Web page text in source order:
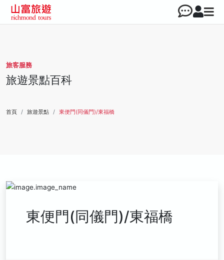
旅客服務
旅遊景點百科
首頁 旅遊景點 東便門(同儀門)/東福橋
東便門(同儀門)/東福橋